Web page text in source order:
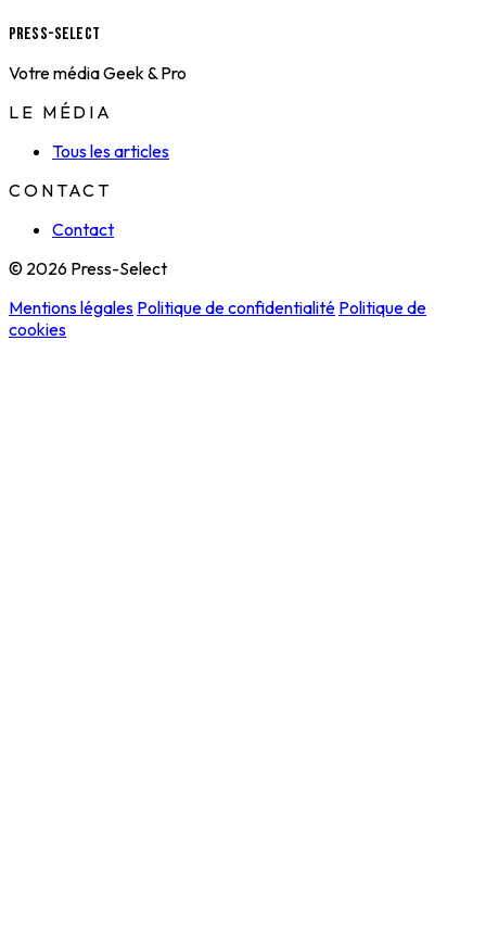
Press-Select
Votre média Geek & Pro
LE MÉDIA
Tous les articles
CONTACT
Contact
© 2026 Press-Select
Mentions légales Politique de confidentialité Politique de
cookies